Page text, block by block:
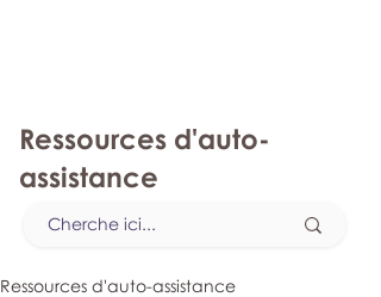
Ressources d'auto-
assistance
Ressources d'auto-assistance